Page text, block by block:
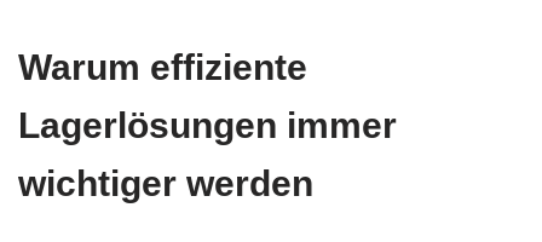
Warum effiziente
Lagerlösungen immer
wichtiger werden